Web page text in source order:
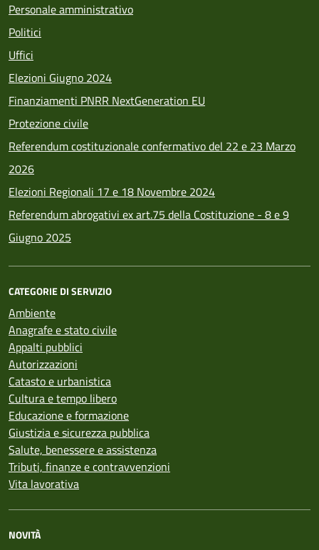
Personale amministrativo
Politici
Uffici
Elezioni Giugno 2024
Finanziamenti PNRR NextGeneration EU
Protezione civile
Referendum costituzionale confermativo del 22 e 23 Marzo
2026
Elezioni Regionali 17 e 18 Novembre 2024
Referendum abrogativi ex art.75 della Costituzione - 8 e 9
Giugno 2025
CATEGORIE DI SERVIZIO
Ambiente
Anagrafe e stato civile
Appalti pubblici
Autorizzazioni
Catasto e urbanistica
Cultura e tempo libero
Educazione e formazione
Giustizia e sicurezza pubblica
Salute, benessere e assistenza
Tributi, finanze e contravvenzioni
Vita lavorativa
NOVITÀ